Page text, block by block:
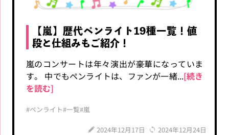
【嵐】歴代ペンライト19種一覧！値
段と仕組みもご紹介！
嵐のコンサートは年々演出が豪華になっていま
す。 中でもペンライトは、ファンが一緒...[続き
を読む]
#ペンライト#一覧#嵐
2024年12月17日 2024年12月24日